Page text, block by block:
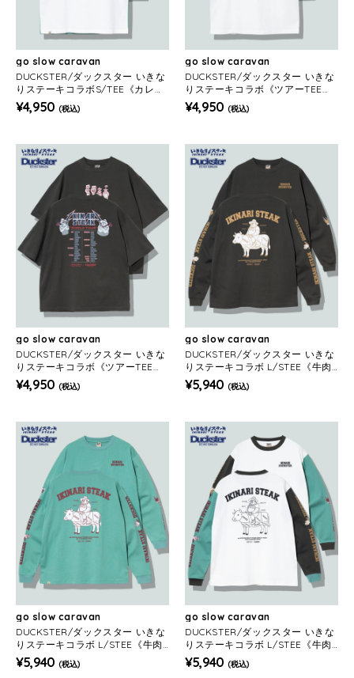
go slow caravan
DUCKSTER/ダックスター いきな
りステーキコラボS/TEE《カレッ
ジ》(MENS)
¥4,950 (税込)
go slow caravan
DUCKSTER/ダックスター いきな
りステーキコラボ《ツアーTEE》
(MENS)
¥4,950 (税込)
go slow caravan
DUCKSTER/ダックスター いきな
りステーキコラボ《ツアーTEE》
(MENS)
¥4,950 (税込)
go slow caravan
DUCKSTER/ダックスター いきな
りステーキコラボ L/STEE《牛肉
図鑑》(MENS)
¥5,940 (税込)
go slow caravan
DUCKSTER/ダックスター いきな
りステーキコラボ L/STEE《牛肉
図鑑》(MENS)
¥5,940 (税込)
go slow caravan
DUCKSTER/ダックスター いきな
りステーキコラボ L/STEE《牛肉
図鑑》(MENS)
¥5,940 (税込)